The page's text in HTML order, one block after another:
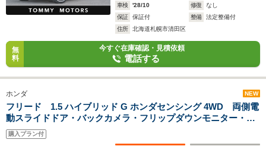
車検
'28/10 修復
なし
保証
保証付 整備
法定整備付
住所
北海道札幌市清田区
無
料
今すぐ在庫確認・見積依頼
電話する
ホンダ NEW
フリード 1.5 ハイブリッド G ホンダセンシング 4WD 両側電
動スライドドア・バックカメラ・フリップダウンモニター・ホ
ンダセンシング・ETC・アダプティブクルコン・車両接近通報
装置・車線維持支援システム・衝突軽減ブレーキ・フロントワ
購入プラン付